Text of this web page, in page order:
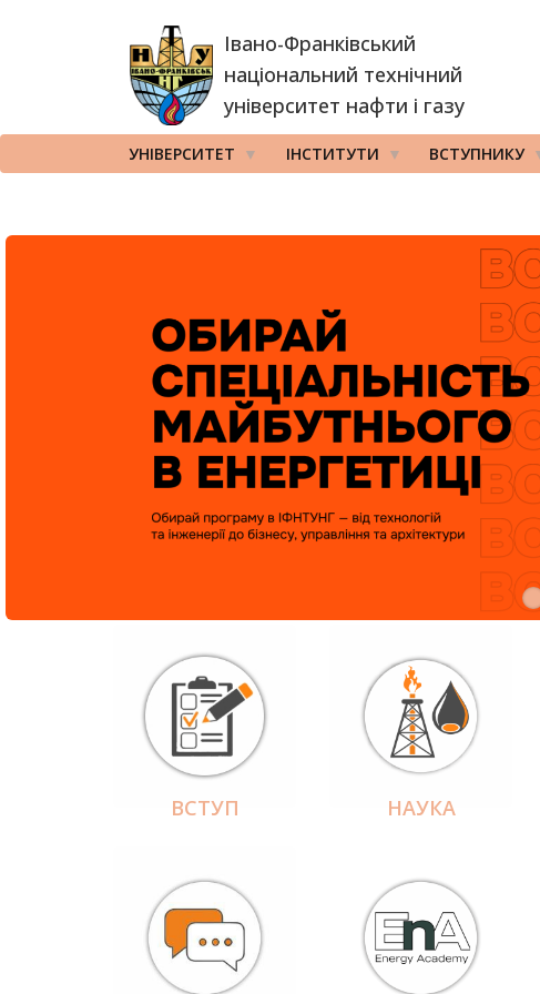
Івано-Франківський
національний технічний
університет нафти і газу
УНІВЕРСИТЕТ ІНСТИТУТИ ВСТУПНИКУ
ВСТУП НАУКА